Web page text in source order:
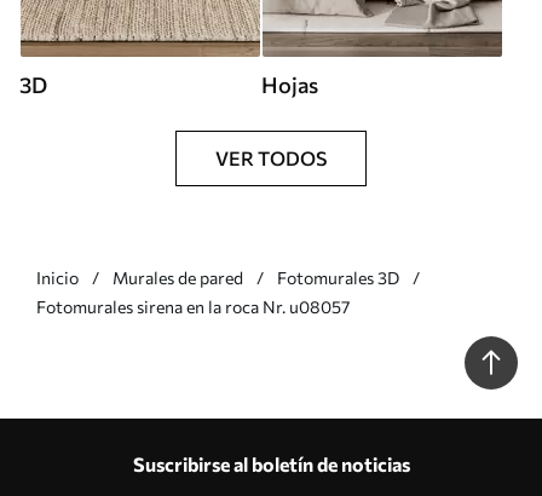
3D Hojas
VER TODOS
Inicio Murales de pared
Fotomurales 3D
Fotomurales sirena en la roca Nr. u08057
Suscribirse al boletín de noticias